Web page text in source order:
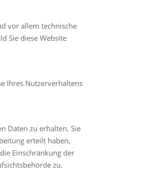
vor allem technische
Sie diese Website
Ihres Nutzerverhaltens
Daten zu erhalten. Sie
erteilt haben,
Einschränkung der
zu.